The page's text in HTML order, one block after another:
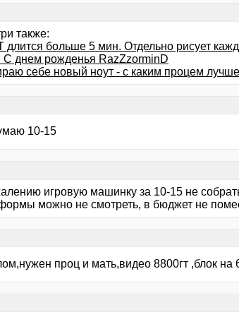
также:
длится больше 5 мин. Отдельно рисует
днем рожденья RazZzorminD
себе новый ноут - с каким процем
10-15
игровую машинку за 10-15 не
можно не смотреть, в бюджет не
проц и мать,видео 8800гт ,блок на